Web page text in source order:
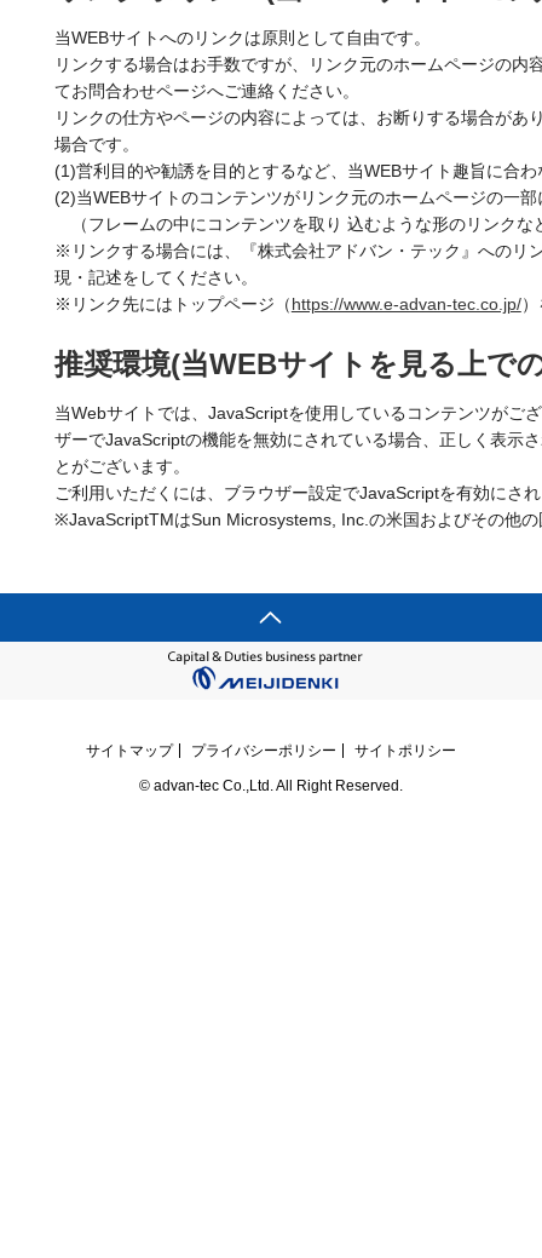
当WEBサイトへのリンクは原則として自由です。
リンクする場合はお手数ですが、リンク元のホームページの内
てお問合わせページへご連絡ください。
リンクの仕方やページの内容によっては、お断りする場合があ
場合です。
(1)営利目的や勧誘を目的とするなど、当WEBサイト趣旨に合
(2)当WEBサイトのコンテンツがリンク元のホームページの一
（フレームの中にコンテンツを取り 込むような形のリンクな
※リンクする場合には、『株式会社アドバン・テック』へのリ
現・記述をしてください。
※リンク先にはトップページ（https://www.e-advan-tec.co.jp/）
推奨環境(当WEBサイトを見る上で
当Webサイトでは、JavaScriptを使用しているコンテンツがご
ザーでJavaScriptの機能を無効にされている場合、正しく表示
とがございます。
ご利用いただくには、ブラウザー設定でJavaScriptを有効にさ
※JavaScriptTMはSun Microsystems, Inc.の米国およびその他
サイトマップ プライバシーポリシー サイトポリシー
© advan-tec Co.,Ltd. All Right Reserved.